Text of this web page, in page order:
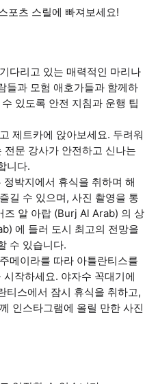
포츠 스릴에 빠져보세요!
다리고 있는 매력적인 마리나
들과 모험 애호가들과 함께하
있도록 안전 지침과 운행 팁
제트카에 앉아보세요. 두려워
문 강사가 안전하고 신나는
니다.
박지에서 휴식을 취하며 해
길 수 있으며, 사진 촬영을 통
즈 알 아랍 (Burj Al Arab) 의 상
에 들러 도시 최고의 전망을
수 있습니다.
메이라를 따라 아틀란티스를
작하세요. 야자수 꼭대기에
티스에서 잠시 휴식을 취하고,
인스타그램에 올릴 만한 사진